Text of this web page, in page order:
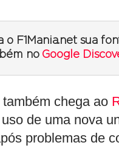
o F1Mania.net sua
no Google
chega ao
de uma nova
problemas de